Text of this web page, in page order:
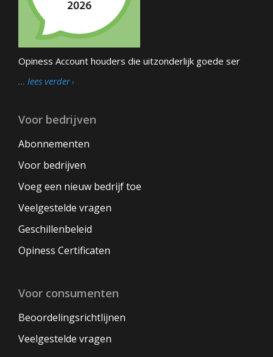
Opiness Account houders die uitzonderlijk goede ser
… lees verder
Voor bedrijven
Abonnementen
Voor bedrijven
Voeg een nieuw bedrijf toe
Veelgestelde vragen
Geschillenbeleid
Opiness Certificaten
Voor consumenten
Beoordelingsrichtlijnen
Veelgestelde vragen